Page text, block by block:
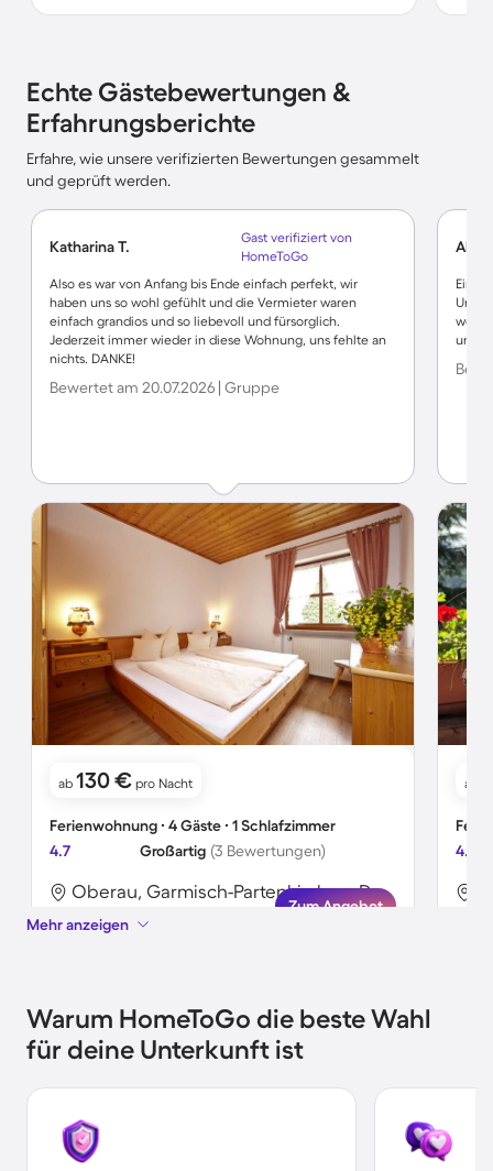
Echte Gästebewertungen &
Erfahrungsberichte
Erfahre, wie unsere verifizierten Bewertungen gesammelt
und geprüft werden.
Katharina T.
Gast verifiziert von
HomeToGo
Also es war von Anfang bis Ende einfach perfekt, wir
haben uns so wohl gefühlt und die Vermieter waren
einfach grandios und so liebevoll und fürsorglich.
Jederzeit immer wieder in diese Wohnung, uns fehlte an
nichts. DANKE!
Bewertet am 20.07.2026 | Gruppe
ab 130 € pro Nacht
Ferienwohnung ∙ 4 Gäste ∙ 1 Schlafzimmer
4.7
Großartig (3 Bewertungen)
Oberau, Garmisch-Partenkirchen, Deutschland
Zum Angebot
Eine
Und
ab
4.5
Mehr anzeigen
Warum HomeToGo die beste Wahl
für deine Unterkunft ist